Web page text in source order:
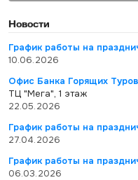
Новости
График работы на
10.06.2026
Офис Банка Горящих
ТЦ "Мега", 1 этаж
22.05.2026
График работы на
27.04.2026
График работы на
06.03.2026